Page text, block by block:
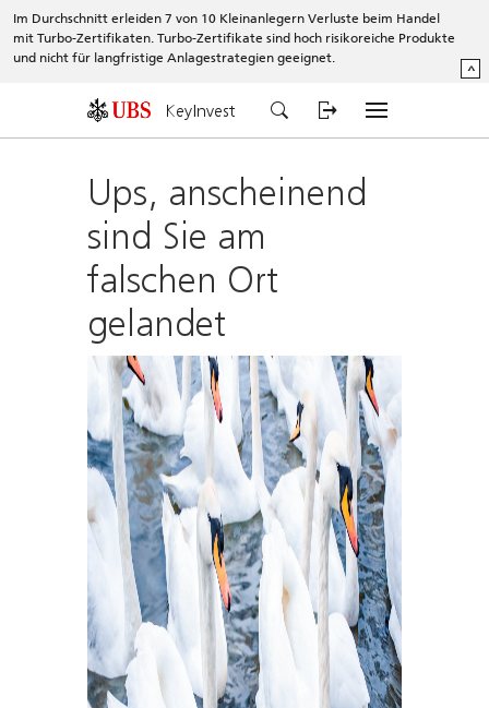
Im Durchschnitt erleiden 7 von 10 Kleinanlegern Verluste beim Handel
mit Turbo-Zertifikaten. Turbo-Zertifikate sind hoch risikoreiche Produkte
und nicht für langfristige Anlagestrategien geeignet.
^
KeyInvest
Ups, anscheinend
sind Sie am
falschen Ort
gelandet